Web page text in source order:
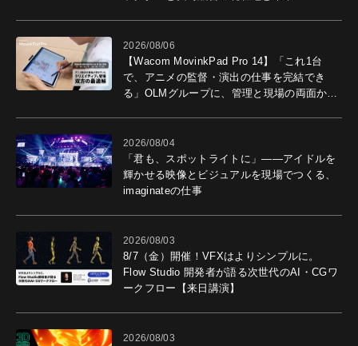
2026/08/06
【Wacom MovinkPad Pro 14】「これ1台
で、アニメの監督・演出の仕事を完結でき
る」OLMグループに、管理と現場の両面から
2026/08/04
「君も、スポットライトに」――アイドルを
輝かせる映像とビジュアルを現場でつくる、
imaginateの仕事
2026/08/03
8/7（金）開催！VFXはよりシンプルに。
Flow Studio 開発者が語る次世代のAI・CGワ
ークフロー【来日講演】
2026/08/03